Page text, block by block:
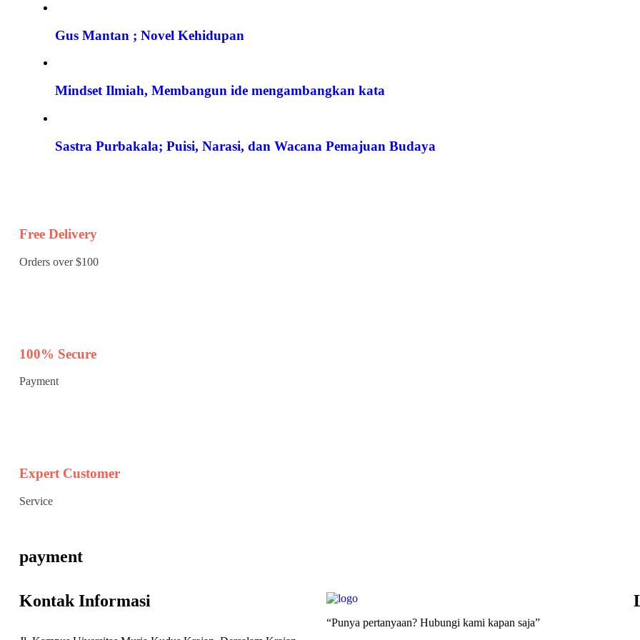
Gus Mantan ; Novel Kehidupan
Mindset Ilmiah, Membangun ide mengambangkan kata
Sastra Purbakala; Puisi, Narasi, dan Wacana Pemajuan Budaya
Free Delivery
Orders over $100
100% Secure
Payment
Expert Customer
Service
payment
Kontak Informasi
“Punya pertanyaan? Hubungi kami kapan saja”